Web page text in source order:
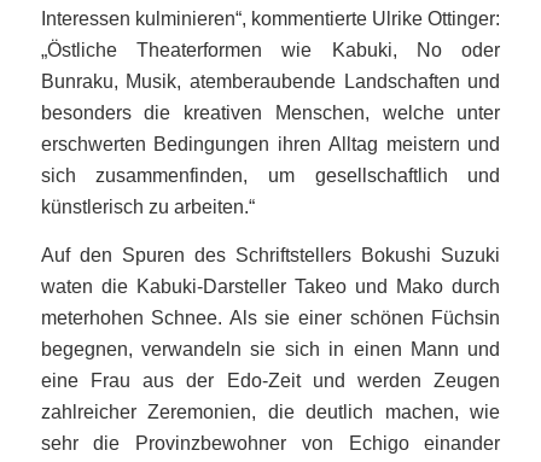
Interessen kulminieren“, kommentierte Ulrike Ottinger:
„Östliche Theaterformen wie Kabuki, No oder
Bunraku, Musik, atemberaubende Landschaften und
besonders die kreativen Menschen, welche unter
erschwerten Bedingungen ihren Alltag meistern und
sich zusammenfinden, um gesellschaftlich und
künstlerisch zu arbeiten.“
Auf den Spuren des Schriftstellers Bokushi Suzuki
waten die Kabuki-Darsteller Takeo und Mako durch
meterhohen Schnee. Als sie einer schönen Füchsin
begegnen, verwandeln sie sich in einen Mann und
eine Frau aus der Edo-Zeit und werden Zeugen
zahlreicher Zeremonien, die deutlich machen, wie
sehr die Provinzbewohner von Echigo einander